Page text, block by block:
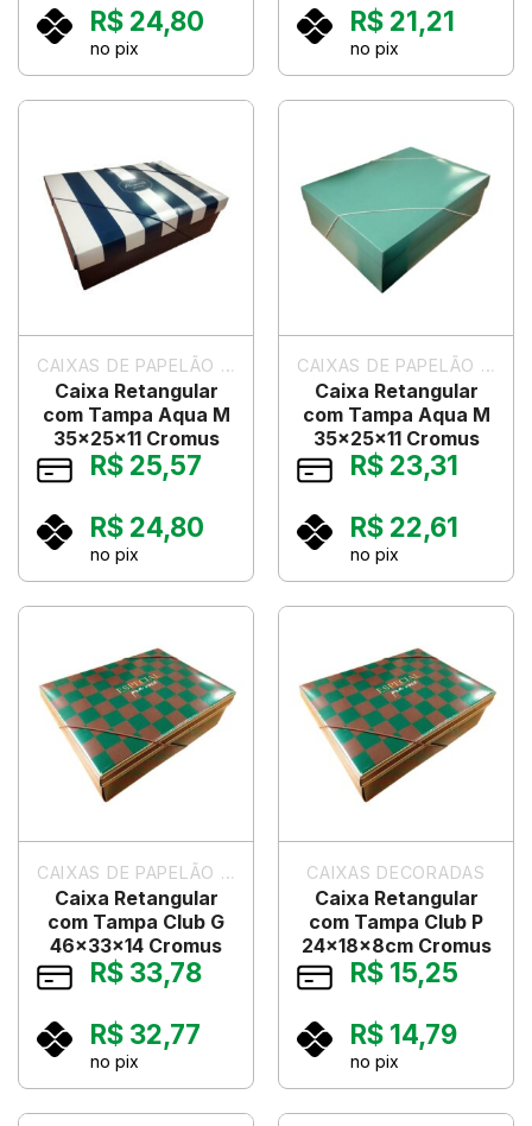
R$24,80
no pix
R$21,21
no pix
CAIXAS DE PAPELÃO PARA PRESENTES
Caixa Retangular
com Tampa Aqua M
35x25x11 Cromus
R$25,57
R$24,80
no pix
CAIXAS DE PAPELÃO PARA PRESENTES
Caixa Retangular
com Tampa Aqua M
35x25x11 Cromus
R$23,31
R$22,61
no pix
CAIXAS DE PAPELÃO PARA PRESENTES
Caixa Retangular
com Tampa Club G
46x33x14 Cromus
R$33,78
R$32,77
no pix
CAIXAS DECORADAS
Caixa Retangular
com Tampa Club P
24x18x8cm Cromus
R$15,25
R$14,79
no pix